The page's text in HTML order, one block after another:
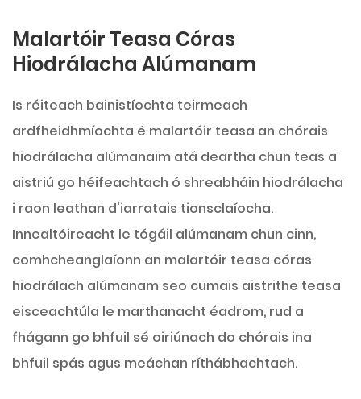
Malartóir Teasa Córas
Hiodrálacha Alúmanam
Is réiteach bainistíochta teirmeach
ardfheidhmíochta é malartóir teasa an chórais
hiodrálacha alúmanaim atá deartha chun teas a
aistriú go héifeachtach ó shreabháin hiodrálacha
i raon leathan d'iarratais tionsclaíocha.
Innealtóireacht le tógáil alúmanam chun cinn,
comhcheanglaíonn an malartóir teasa córas
hiodrálach alúmanam seo cumais aistrithe teasa
eisceachtúla le marthanacht éadrom, rud a
fhágann go bhfuil sé oiriúnach do chórais ina
bhfuil spás agus meáchan ríthábhachtach.